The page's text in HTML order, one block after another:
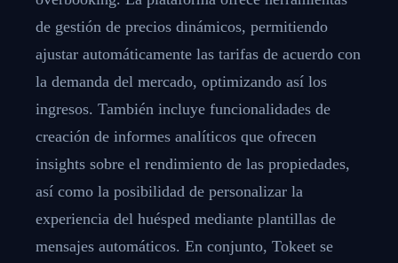
de gestión de precios dinámicos, permitiendo
ajustar automáticamente las tarifas de acuerdo con
la demanda del mercado, optimizando así los
ingresos. También incluye funcionalidades de
creación de informes analíticos que ofrecen
insights sobre el rendimiento de las propiedades,
así como la posibilidad de personalizar la
experiencia del huésped mediante plantillas de
mensajes automáticos. En conjunto, Tokeet se